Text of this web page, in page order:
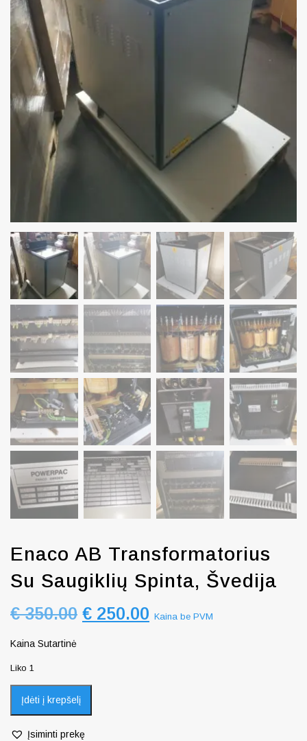
Enaco AB Transformatorius
Su Saugiklių Spinta, Švedija
€350.00 € 250.00 Kaina be PVM
Kaina Sutartinė
Liko 1
Įdėti į krepšelį
Įsiminti prekę